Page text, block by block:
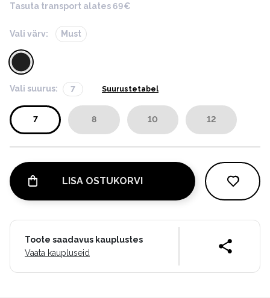
Tasuta transport alates 69€
Vali värv: Must
Vali suurus: 7 Suurustetabel
7 8 10 12
LISA OSTUKORVI
Toote saadavus kauplustes
Vaata kaupluseid